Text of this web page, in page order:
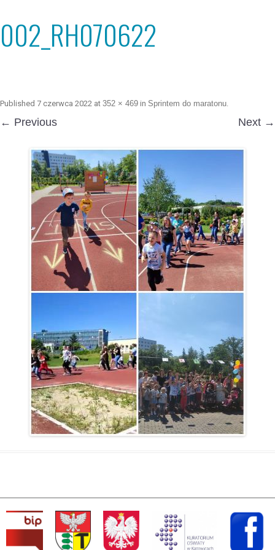
002_RH070622
Published 7 czerwca 2022 at 352 × 469 in Sprintem do maratonu.
← Previous Next →